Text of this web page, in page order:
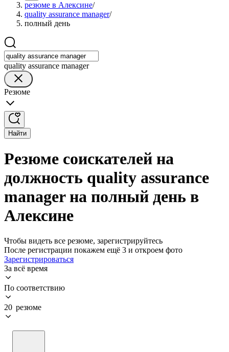
резюме в Алексине/
quality assurance manager/
полный день
quality assurance manager
Резюме
Найти
Резюме соискателей на
должность quality assurance
manager на полный день в
Алексине
Чтобы видеть все резюме, зарегистрируйтесь
После регистрации покажем ещё 3 и откроем фото
Зарегистрироваться
За всё время
По соответствию
20 резюме